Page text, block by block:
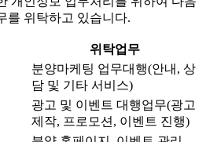
를 위탁하고 있습니다.
위탁업무
분양마케팅 업무대행(안내, 상
담 및 기타 서비스)
광고 및 이벤트 대행업무(광고
제작, 프로모션, 이벤트 진행)